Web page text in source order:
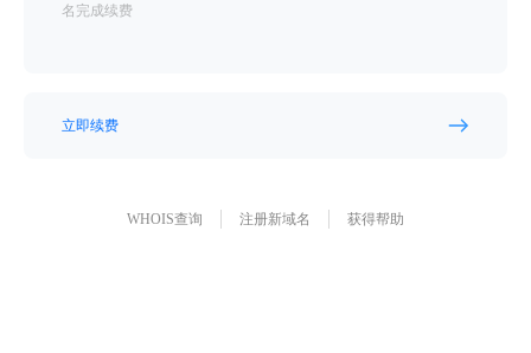
名完成续费
立即续费
WHOIS查询 注册新域名 获得帮助